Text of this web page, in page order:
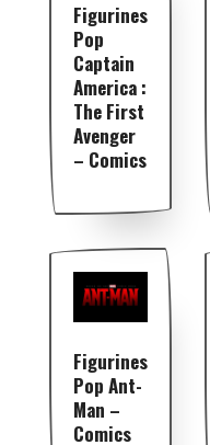
Figurines
Pop
Captain
America :
The First
Avenger
– Comics
Figurines
Pop Ant-
Man –
Comics